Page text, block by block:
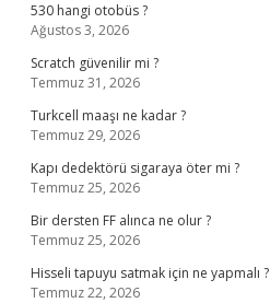
530 hangi otobüs ?
Ağustos 3, 2026
Scratch güvenilir mi ?
Temmuz 31, 2026
Turkcell maaşı ne kadar ?
Temmuz 29, 2026
Kapı dedektörü sigaraya öter mi ?
Temmuz 25, 2026
Bir dersten FF alınca ne olur ?
Temmuz 25, 2026
Hisseli tapuyu satmak için ne yapmalı ?
Temmuz 22, 2026